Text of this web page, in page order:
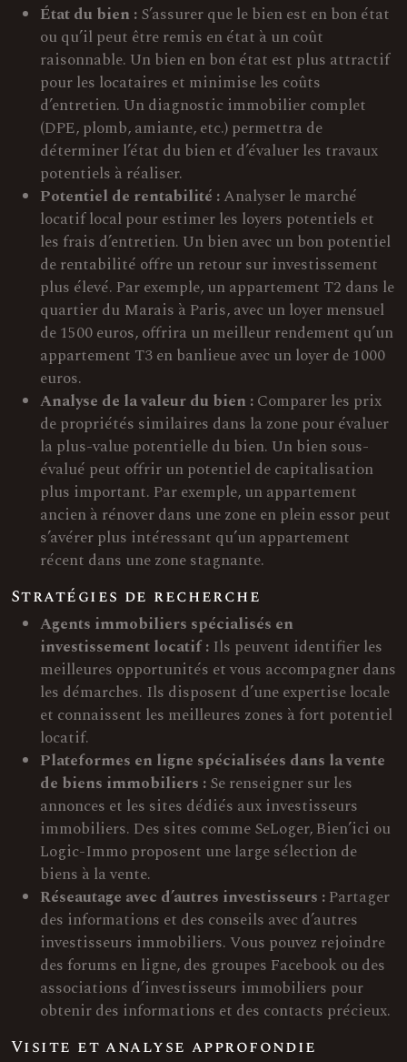
État du bien :S’assurer que le bien est en bon état
ou qu’il peut être remis en état à un coût
raisonnable. Un bien en bon état est plus attractif
pour les locataires et minimise les coûts
d’entretien. Un diagnostic immobilier complet
(DPE, plomb, amiante, etc.) permettra de
déterminer l’état du bien et d’évaluer les travaux
potentiels à réaliser.
Potentiel de rentabilité :Analyser le marché
locatif local pour estimer les loyers potentiels et
les frais d’entretien. Un bien avec un bon potentiel
de rentabilité offre un retour sur investissement
plus élevé. Par exemple, un appartement T2 dans le
quartier du Marais à Paris, avec un loyer mensuel
de 1500 euros, offrira un meilleur rendement qu’un
appartement T3 en banlieue avec un loyer de 1000
euros.
Analyse de la valeur du bien :Comparer les prix
de propriétés similaires dans la zone pour évaluer
la plus-value potentielle du bien. Un bien sous-
évalué peut offrir un potentiel de capitalisation
plus important. Par exemple, un appartement
ancien à rénover dans une zone en plein essor peut
s’avérer plus intéressant qu’un appartement
récent dans une zone stagnante.
Stratégies de recherche
Agents immobiliers spécialisés en
investissement locatif : Ils peuvent identifier les
meilleures opportunités et vous accompagner dans
les démarches. Ils disposent d’une expertise locale
et connaissent les meilleures zones à fort potentiel
locatif.
Plateformes en ligne spécialisées dans la vente
de biens immobiliers :Se renseigner sur les
annonces et les sites dédiés aux investisseurs
immobiliers. Des sites comme SeLoger, Bien’ici ou
Logic-Immo proposent une large sélection de
biens à la vente.
Réseautage avec d’autres investisseurs :Partager
des informations et des conseils avec d’autres
investisseurs immobiliers. Vous pouvez rejoindre
des forums en ligne, des groupes Facebook ou des
associations d’investisseurs immobiliers pour
obtenir des informations et des contacts précieux.
Visite et analyse approfondie